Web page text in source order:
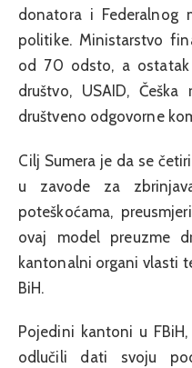
donatora i Federalnog
politike. Ministarstvo
od 70 odsto, a
društvo, USAID,
društveno odgovorne
Cilj Sumera je da se
u zavode za
poteškoćama,
ovaj model preuzme
kantonalni organi vlasti
BiH.
Pojedini kantoni u
odlučili dati svoju